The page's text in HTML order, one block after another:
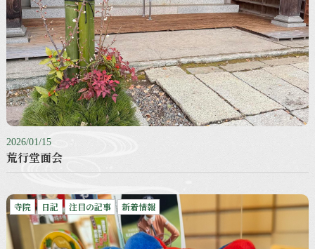
2026/01/15
荒行堂面会
寺院 日記 注目の記事 新着情報